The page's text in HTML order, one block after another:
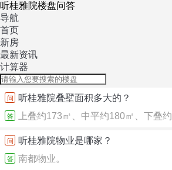
听桂雅院楼盘问答
导航
首页
新房
最新资讯
计算器
问 听桂雅院叠墅面积多大的？
答 上叠约173㎡、中平约180㎡、下叠
问 听桂雅院物业是哪家？
答 南都物业。